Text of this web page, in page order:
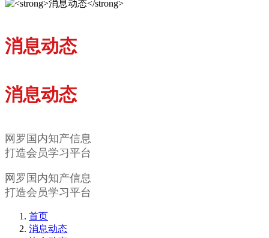
消息动态
消息动态
网罗国内知产信息
打造会员学习平台
网罗国内知产信息
打造会员学习平台
首页
消息动态